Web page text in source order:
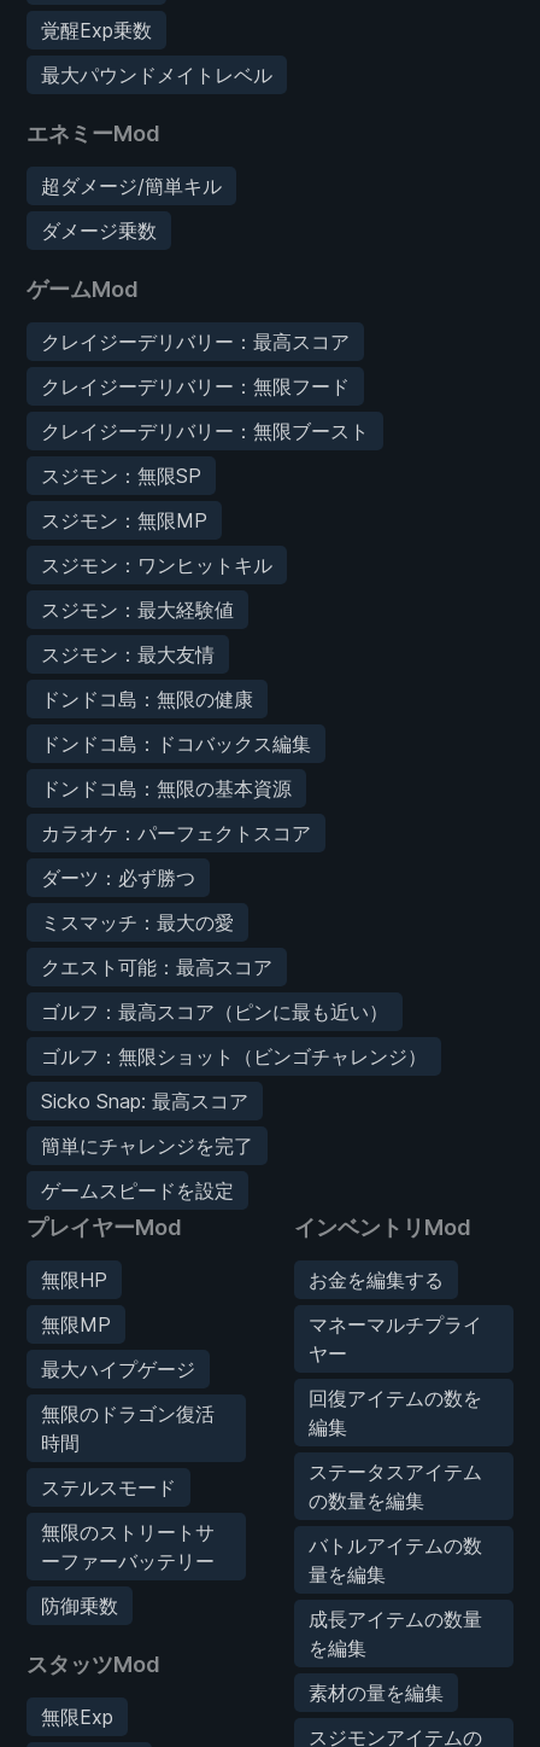
覚醒Exp乗数
最大パウンドメイトレベル
エネミーMod
超ダメージ/簡単キル
ダメージ乗数
ゲームMod
クレイジーデリバリー：最高スコア
クレイジーデリバリー：無限フード
クレイジーデリバリー：無限ブースト
スジモン：無限SP
スジモン：無限MP
スジモン：ワンヒットキル
スジモン：最大経験値
スジモン：最大友情
ドンドコ島：無限の健康
ドンドコ島：ドコバックス編集
ドンドコ島：無限の基本資源
カラオケ：パーフェクトスコア
ダーツ：必ず勝つ
ミスマッチ：最大の愛
クエスト可能：最高スコア
ゴルフ：最高スコア（ピンに最も近い）
ゴルフ：無限ショット（ビンゴチャレンジ）
Sicko Snap: 最高スコア
簡単にチャレンジを完了
ゲームスピードを設定
プレイヤーMod
無限HP
無限MP
最大ハイプゲージ
無限のドラゴン復活
時間
ステルスモード
無限のストリートサ
ーファーバッテリー
防御乗数
スタッツMod
無限Exp
インベントリMod
お金を編集する
マネーマルチプライ
ヤー
回復アイテムの数を
編集
ステータスアイテム
の数量を編集
バトルアイテムの数
量を編集
成長アイテムの数量
を編集
素材の量を編集
スジモンアイテムの